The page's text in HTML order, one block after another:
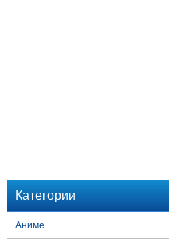
Категории
Аниме